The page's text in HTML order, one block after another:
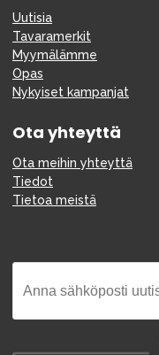
Uutisia
Tavaramerkit
Myymälämme
Opas
Nykyiset kampanjat
Ota yhteyttä
Ota meihin yhteyttä
Tiedot
Tietoa meistä